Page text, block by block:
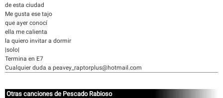
de esta ciudad
Me gusta ese tajo
que ayer conocí
ella me calienta
la quiero invitar a dormir
|solo|
Termina en E7
Cualquier duda a peavey_raptorplus@hotmail.com
Otras canciones de Pescado Rabioso